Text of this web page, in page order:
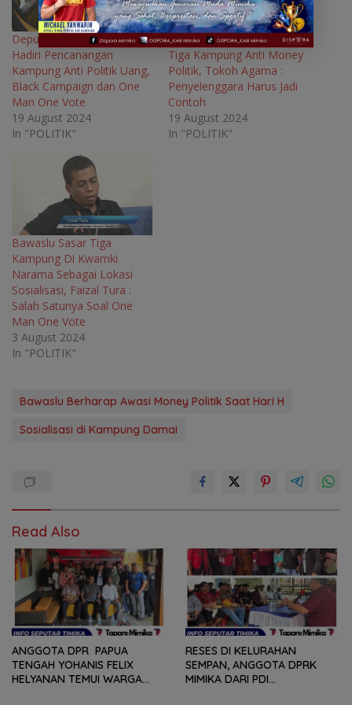
n
s
i
n
n
e
w
w
n
d
o
w
)
s
i
n
n
e
w
w
i
n
d
o
w
n
s
i
n
n
w
w
i
n
s
i
n
n
Deputi Tehnis Bawaslu RI,
Hadiri Pencanangan
Kampung Anti Politik Uang,
Black Campaign dan One
Man One Vote
19 August 2024
In "POLITIK"
Sambut Baik Pencanangan
Tiga Kampung Anti Money
Politik, Tokoh Agama :
Penyelenggara Harus Jadi
Contoh
19 August 2024
In "POLITIK"
Bawaslu Sasar Tiga
Kampung Di Kwamki
Narama Sebagai Lokasi
Sosialisasi, Faizal Tura :
Salah Satunya Soal One
Man One Vote
3 August 2024
In "POLITIK"
Bawaslu Berharap Awasi Money Politik Saat Hari H
Sosialisasi di Kampung Damai
Read Also
ANGGOTA DPR PAPUA
TENGAH YOHANIS FELIX
HELYANAN TEMUI WARGA
RESES DI KELURAHAN
SEMPAN, ANGGOTA DPRK
MIMIKA DARI PDI